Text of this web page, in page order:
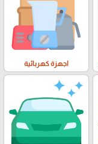
اجهزة كهربائية